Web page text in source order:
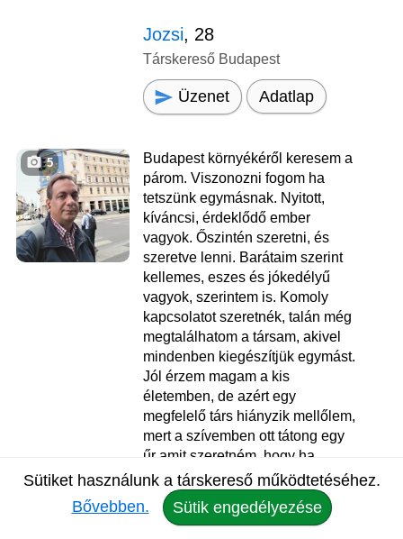
Jozsi, 28
Társkereső Budapest
Üzenet Adatlap
5
Budapest környékéről keresem a
párom. Viszonozni fogom ha
tetszünk egymásnak. Nyitott,
kíváncsi, érdeklődő ember
vagyok. Őszintén szeretni, és
szeretve lenni. Barátaim szerint
kellemes, eszes és jókedélyű
vagyok, szerintem is. Komoly
kapcsolatot szeretnék, talán még
megtalálhatom a társam, akivel
mindenben kiegészítjük egymást.
Jól érzem magam a kis
életemben, de azért egy
megfelelő társ hiányzik mellőlem,
mert a szívemben ott tátong egy
űr amit szeretném, hogy ha
betöltenél. Szeretem az...
Gábor, 46
Sütiket használunk a társkereső működtetéséhez.
Bővebben.
Sütik engedélyezése